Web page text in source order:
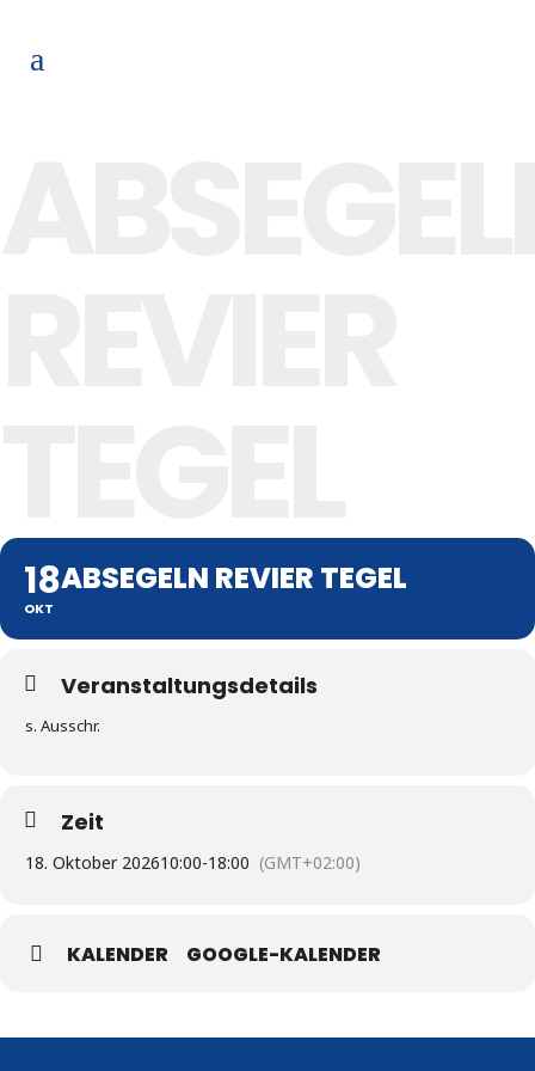
18
OKT
ABSEGELN REVIER TEGEL
Veranstaltungsdetails
s. Ausschr.
Zeit
18. Oktober 202610:00-18:00 (GMT+02:00)
KALENDER GOOGLE-KALENDER